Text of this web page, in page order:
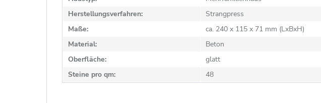
Herstellungsverfahren:
Strangpress
Maße:
ca. 240 x 115 x 71 mm (LxBxH)
Material:
Beton
Oberfläche:
glatt
Steine pro qm:
48